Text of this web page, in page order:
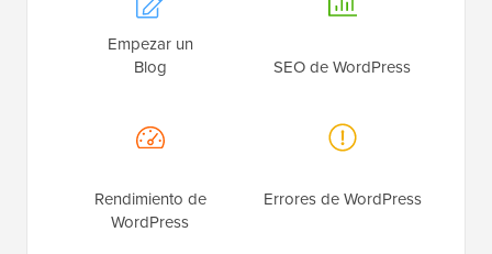
Empezar un
Blog
SEO de WordPress
Rendimiento de
WordPress
Errores de WordPress